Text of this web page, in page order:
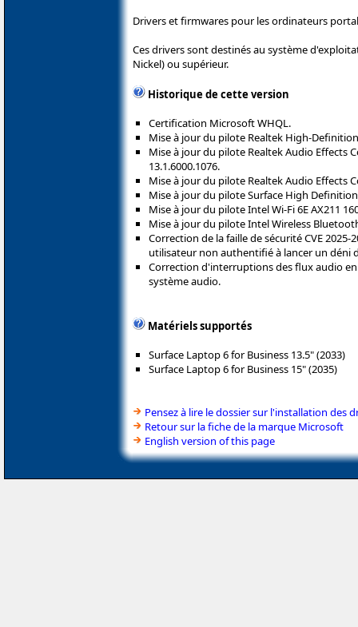
Drivers et firmwares pour les ordinateurs
Ces drivers sont destinés au système
Nickel) ou supérieur.
Historique de cette version
Certification Microsoft WHQL.
Mise à jour du pilote Realtek High-
Mise à jour du pilote Realtek Audio Effects
13.1.6000.1076.
Mise à jour du pilote Realtek Audio Effects
Mise à jour du pilote Surface High
Mise à jour du pilote Intel Wi-Fi 6E AX211
Mise à jour du pilote Intel Wireless
Correction de la faille de sécurité CVE
utilisateur non authentifié à lancer un déni
Correction d'interruptions des flux audio
système audio.
Matériels supportés
Surface Laptop 6 for Business 13.5" (2033)
Surface Laptop 6 for Business 15" (2035)
Pensez à lire le dossier sur l'installation des
Retour sur la fiche de la marque Microsoft
English version of this page